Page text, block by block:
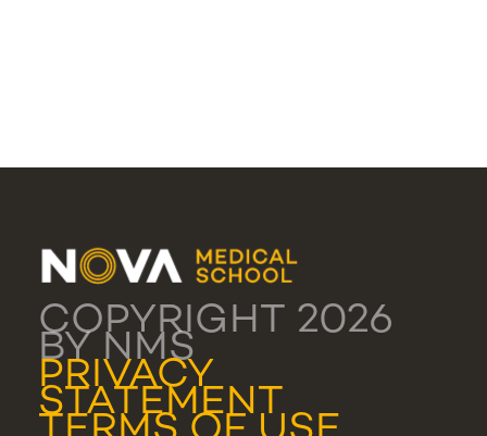
COPYRIGHT 2026
BY NMS
PRIVACY
STATEMENT